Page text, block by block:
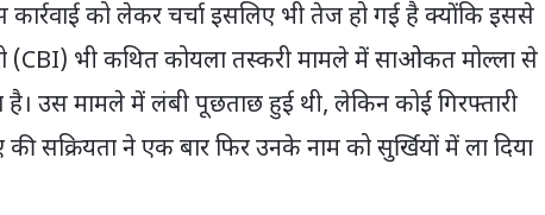
कार्रवाई को लेकर चर्चा इसलिए भी तेज हो गई है क्योंकि इससे
(CBI) भी कथित कोयला तस्करी मामले में साओकत मोल्ला से
उस मामले में लंबी पूछताछ हुई थी, लेकिन कोई गिरफ्तारी
सक्रियता ने एक बार फिर उनके नाम को सुर्खियों में ला दिया